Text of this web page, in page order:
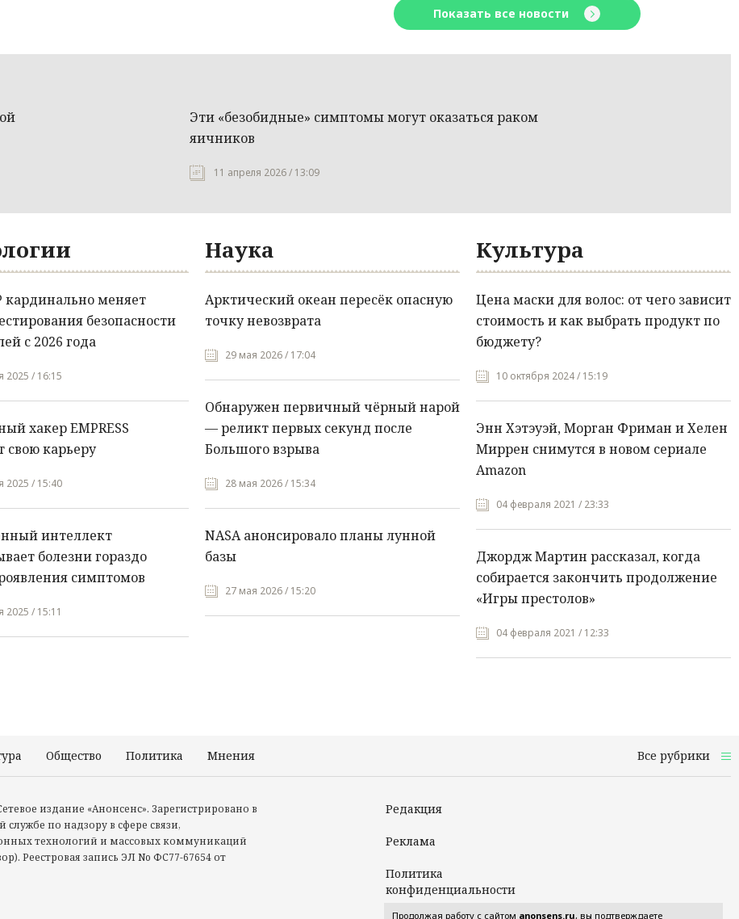
Показать все новости
Эти «безобидные» симптомы могут оказаться раком
яичников
11 апреля 2026 / 13:09
кардинально меняет
безопасности
с 2026 года
2025 / 16:15
хакер EMPRESS
свою карьеру
2025 / 15:40
интеллект
болезни гораздо
симптомов
2025 / 15:11
Наука
Арктический океан пересёк опасную
точку невозврата
29 мая 2026 / 17:04
Обнаружен первичный чёрный нарой
— реликт первых секунд после
Большого взрыва
28 мая 2026 / 15:34
NASA анонсировало планы лунной
базы
27 мая 2026 / 15:20
Культура
Цена маски для волос: от чего зависит
стоимость и как выбрать продукт по
бюджету?
10 октября 2024 / 15:19
Энн Хэтэуэй, Морган Фриман и Хелен
Миррен снимутся в новом сериале
Amazon
04 февраля 2021 / 23:33
Джордж Мартин рассказал, когда
собирается закончить продолжение
«Игры престолов»
04 февраля 2021 / 12:33
Общество Политика Мнения Все рубрики
издание «Анонсенс». Зарегистрировано в
службе по надзору в сфере связи,
технологий и массовых коммуникаций
Реестровая запись ЭЛ No ФС77-67654 от
Редакция
Реклама
Политика
конфиденциальности
Продолжая работу с сайтом anonsens.ru, вы подтверждаете